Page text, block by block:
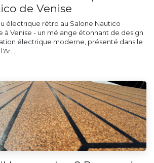
de Venise
électrique rétro au Salone Nautico
à Venise - un mélange étonnant de design
électrique moderne, présenté dans le